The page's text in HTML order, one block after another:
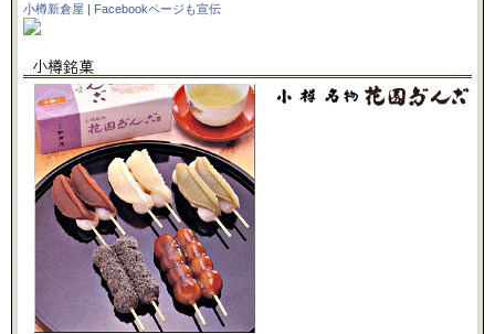
小樽新倉屋 | Facebookページも宣伝
小樽銘菓